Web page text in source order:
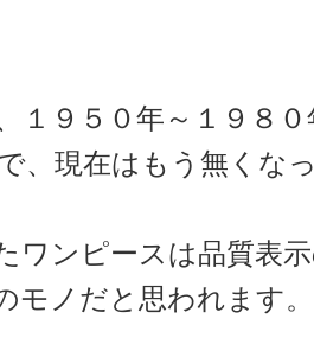
１９５０年～１９８
、現在はもう無くな
ワンピースは品質表
モノだと思われます。